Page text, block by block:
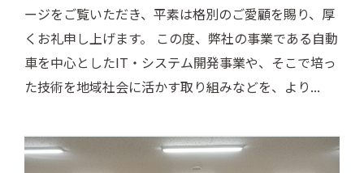
ージをご覧いただき、平素は格別のご愛顧を賜り、厚
くお礼申し上げます。 この度、弊社の事業である自動
車を中心としたIT・システム開発事業や、そこで培っ
た技術を地域社会に活かす取り組みなどを、より...